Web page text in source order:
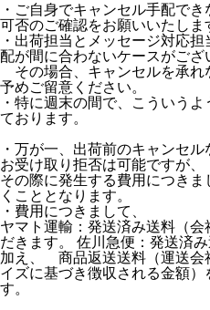
・ご自身でキャンセル手配で
可否のご確認をお願いいたしま
・出荷担当とメッセージ対応
配が間に合わないケースがござ
その場合、キャンセルを承れ
予めご留意ください。
・特に週末の間で、こういう
ております。
・万が一、出荷前のキャンセ
お受け取り拒否は可能ですが、
その際に発生する費用につき
くこととなります。
・費用につきまして、
ヤマト運輸：発送済み送料（
だきます。 佐川急便：発送済
加え、 商品返送送料（運送会
イズに基づき徴収される金額
す。